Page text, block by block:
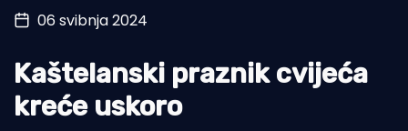
Turizam i nautika
Pomorstvo
Ribolov
06 svibnja 2024
Kaštelanski praznik cvijeća
kreće uskoro